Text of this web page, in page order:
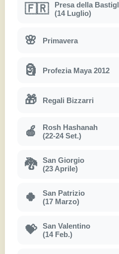
🇫🇷
Presa della
(14 Luglio)
🌸 Primavera
🗿 Profezia Maya 2012
🎁 Regali Bizzarri
🍎
Rosh Hashanah
(22-24 Set.)
🐉
San Giorgio
(23 Aprile)
🍀
San Patrizio
(17 Marzo)
💝
San Valentino
(14 Feb.)